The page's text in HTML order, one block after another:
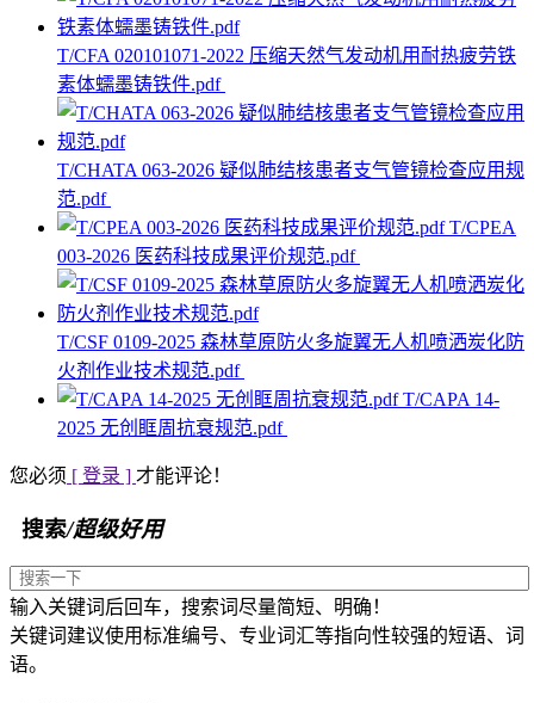
T/CFA 020101071-2022 压缩天然气发动机用耐热疲劳铁
素体蠕墨铸铁件.pdf
T/CHATA 063-2026 疑似肺结核患者支气管镜检查应用规
范.pdf
T/CPEA
003-2026 医药科技成果评价规范.pdf
T/CSF 0109-2025 森林草原防火多旋翼无人机喷洒炭化防
火剂作业技术规范.pdf
T/CAPA 14-
2025 无创眶周抗衰规范.pdf
您必须 [ 登录 ] 才能评论！
搜索/超级好用
输入关键词后回车，搜索词尽量简短、明确！
关键词建议使用标准编号、专业词汇等指向性较强的短语、词
语。